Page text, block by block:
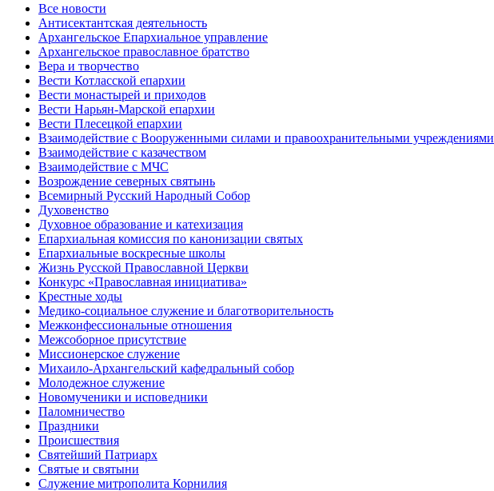
Все новости
Антисектантская деятельность
Архангельское Епархиальное управление
Архангельское православное братство
Вера и творчество
Вести Котласской епархии
Вести монастырей и приходов
Вести Нарьян-Марской епархии
Вести Плесецкой епархии
Взаимодействие с Вооруженными силами и правоохранительными учреждениями
Взаимодействие с казачеством
Взаимодействие с МЧС
Возрождение северных святынь
Всемирный Русский Народный Собор
Духовенство
Духовное образование и катехизация
Епархиальная комиссия по канонизации святых
Епархиальные воскресные школы
Жизнь Русской Православной Церкви
Конкурс «Православная инициатива»
Крестные ходы
Медико-социальное служение и благотворительность
Межконфессиональные отношения
Межсоборное присутствие
Миссионерское служение
Михаило-Архангельский кафедральный собор
Молодежное служение
Новомученики и исповедники
Паломничество
Праздники
Происшествия
Святейший Патриарх
Святые и святыни
Служение митрополита Корнилия